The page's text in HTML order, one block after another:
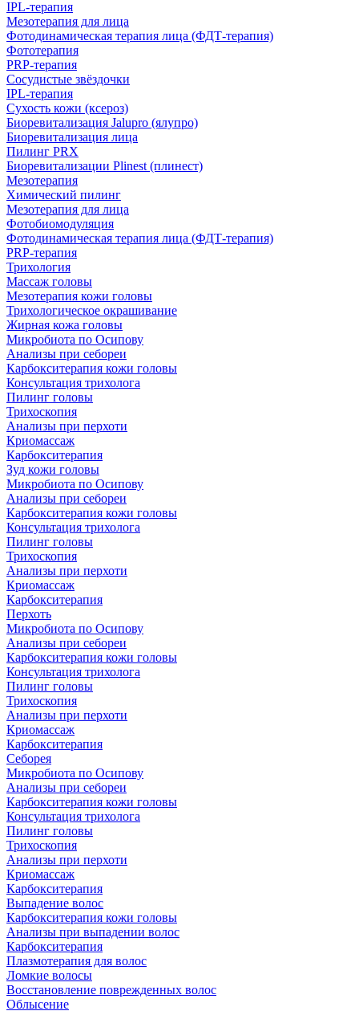
IPL‑терапия
Мезотерапия для лица
Фотодинамическая терапия лица (ФДТ-терапия)
Фототерапия
PRP-терапия
Сосудистые звёздочки
IPL‑терапия
Сухость кожи (ксероз)
Биоревитализация Jalupro (ялупро)
Биоревитализация лица
Пилинг PRX
Биоревитализации Plinest (плинест)
Мезотерапия
Химический пилинг
Мезотерапия для лица
Фотобиомодуляция
Фотодинамическая терапия лица (ФДТ-терапия)
PRP-терапия
Трихология
Массаж головы
Мезотерапия кожи головы
Трихологическое окрашивание
Жирная кожа головы
Микробиота по Осипову
Анализы при себореи
Карбокситерапия кожи головы
Консультация трихолога
Пилинг головы
Трихоскопия
Анализы при перхоти
Криомассаж
Карбокситерапия
Зуд кожи головы
Микробиота по Осипову
Анализы при себореи
Карбокситерапия кожи головы
Консультация трихолога
Пилинг головы
Трихоскопия
Анализы при перхоти
Криомассаж
Карбокситерапия
Перхоть
Микробиота по Осипову
Анализы при себореи
Карбокситерапия кожи головы
Консультация трихолога
Пилинг головы
Трихоскопия
Анализы при перхоти
Криомассаж
Карбокситерапия
Себорея
Микробиота по Осипову
Анализы при себореи
Карбокситерапия кожи головы
Консультация трихолога
Пилинг головы
Трихоскопия
Анализы при перхоти
Криомассаж
Карбокситерапия
Выпадение волос
Карбокситерапия кожи головы
Анализы при выпадении волос
Карбокситерапия
Плазмотерапия для волос
Ломкие волосы
Восстановление поврежденных волос
Облысение